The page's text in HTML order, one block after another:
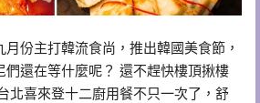
份主打韓流食尚，推出韓國美食節，
們還在等什麼呢？ 還不趕快樓頂揪樓
北喜來登十二廚用餐不只一次了，舒